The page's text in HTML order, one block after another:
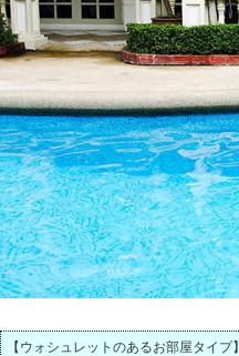
【ウォシュレットのあるお部屋タイプ】